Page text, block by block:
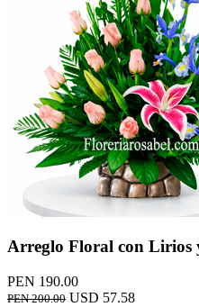
Arreglo Floral con Lirios
PEN 190.00
PEN 200.00 USD 57.58